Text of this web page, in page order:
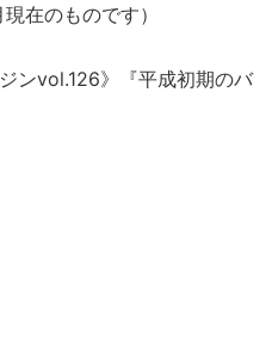
在のものです）
ンvol.126》『平成初期のバ